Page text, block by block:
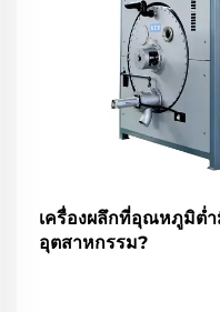
เครื่องผลึกที่อุณหภูมิต่ำ
อุตสาหกรรม?